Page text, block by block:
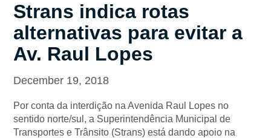
Strans indica rotas
alternativas para evitar a
Av. Raul Lopes
December 19, 2018
Por conta da interdição na Avenida Raul Lopes no
sentido norte/sul, a Superintendência Municipal de
Transportes e Trânsito (Strans) está dando apoio na